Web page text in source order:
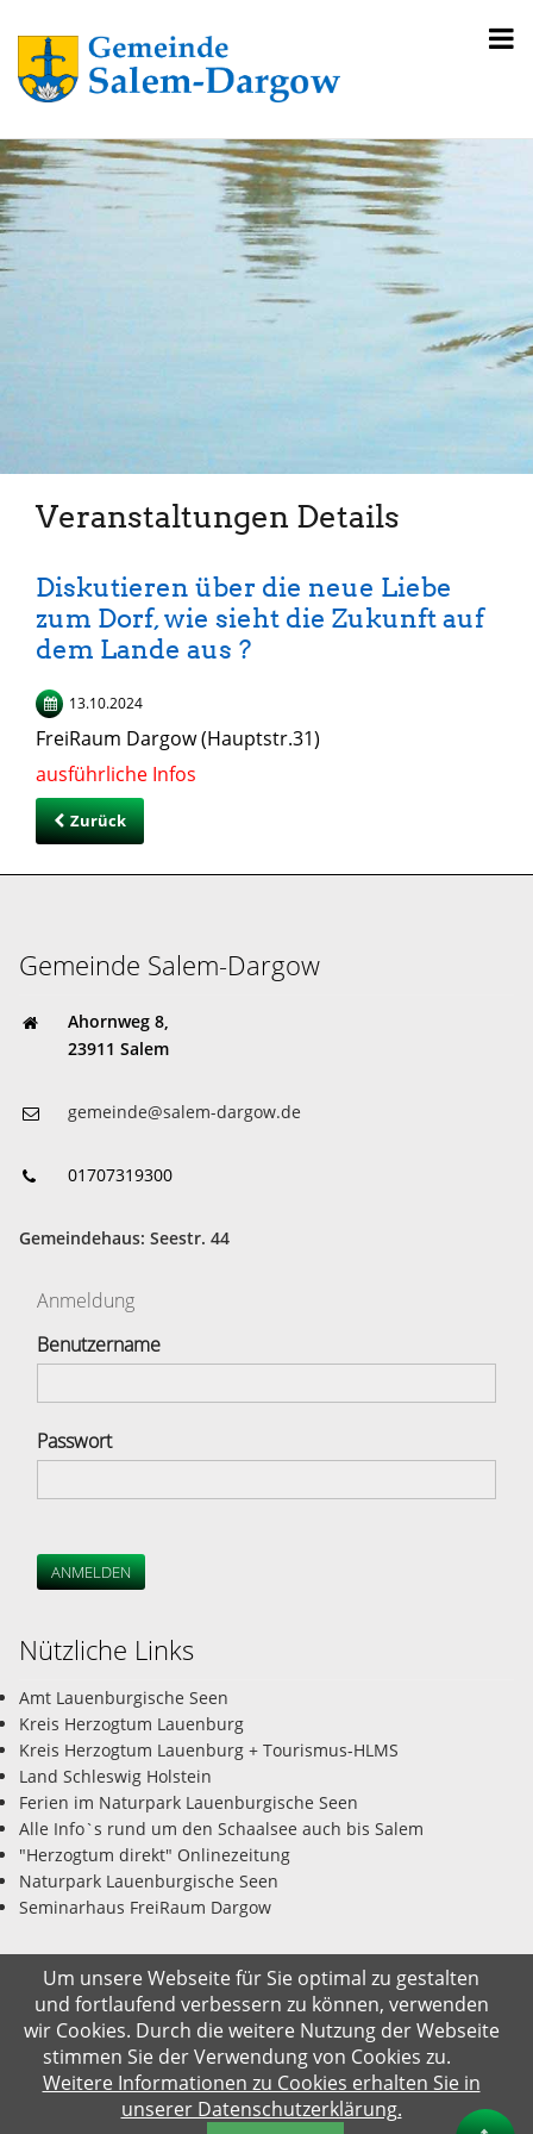
Veranstaltungen Details
Diskutieren über die neue Liebe
zum Dorf, wie sieht die Zukunft auf
dem Lande aus ?
13.10.2024
FreiRaum Dargow (Hauptstr.31)
ausführliche Infos
Zurück
Gemeinde Salem-Dargow
Ahornweg 8,
23911 Salem
gemeinde@salem-dargow.de
01707319300
Gemeindehaus: Seestr. 44
Anmeldung
Benutzername
Passwort
ANMELDEN
Nützliche Links
Amt Lauenburgische Seen
Kreis Herzogtum Lauenburg
Kreis Herzogtum Lauenburg + Tourismus-HLMS
Land Schleswig Holstein
Ferien im Naturpark Lauenburgische Seen
Alle Info`s rund um den Schaalsee auch bis Salem
"Herzogtum direkt" Onlinezeitung
Naturpark Lauenburgische Seen
Seminarhaus FreiRaum Dargow
© Gemeinde Salem-Dargow 08.08.2026
Impressum Datenschutz Kontakt Suche
Um unsere Webseite für Sie optimal zu gestalten
und fortlaufend verbessern zu können, verwenden
wir Cookies. Durch die weitere Nutzung der Webseite
stimmen Sie der Verwendung von Cookies zu.
Weitere Informationen zu Cookies erhalten Sie in
unserer Datenschutzerklärung.